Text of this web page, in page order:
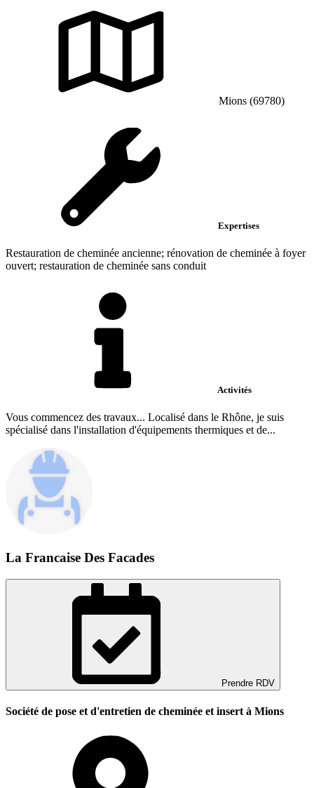
Mions (69780)
Expertises
Restauration de cheminée ancienne; rénovation de cheminée à foyer
ouvert; restauration de cheminée sans conduit
Activités
Vous commencez des travaux... Localisé dans le Rhône, je suis
spécialisé dans l'installation d'équipements thermiques et de...
La Francaise Des Facades
Prendre RDV
Société de pose et d'entretien de cheminée et insert à Mions